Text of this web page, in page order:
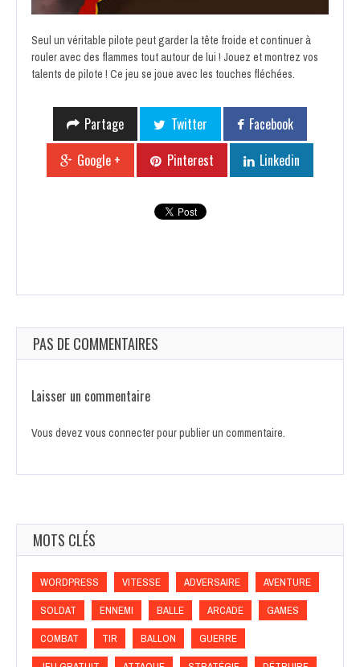
Seul un véritable pilote peut garder la tête froide et continuer à
rouler avec des flammes tout autour de lui ! Jouez et montrez vos
talents de pilote ! Ce jeu se joue avec les touches fléchées.
Partage Twitter
Facebook
Google +
Pinterest Linkedin
PAS DE COMMENTAIRES
Laisser un commentaire
Vous devez vous connecterpour publier un commentaire.
MOTS CLÉS
WORDPRESS VITESSE ADVERSAIRE AVENTURE
SOLDAT ENNEMI BALLE ARCADE GAMES
COMBAT TIR BALLON GUERRE